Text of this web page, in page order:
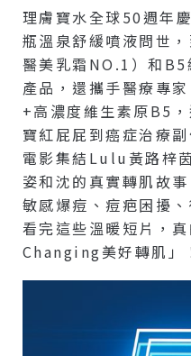
理膚寶水全球50週年
瓶溫泉舒緩噴液問世
醫美乳霜NO.1）和B5
產品，還攜手醫療專
+高濃度維生素原B5
寶紅屁屁到癌症治療
電影集結Lulu黃路梓
姿和沈的真實轉肌故
敏感爆痘、痘疤困擾
看完這些溫暖短片，
Changing美好轉肌」